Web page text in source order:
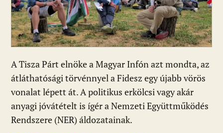
k p
A Tisza Párt elnöke a Magyar Infón azt mondta, az
átláthatósági törvénnyel a Fidesz egy újabb vörös
vonalat lépett át. A politikus erkölcsi vagy akár
anyagi jóvátételt is ígér a Nemzeti Együttműködés
Rendszere (NER) áldozatainak.